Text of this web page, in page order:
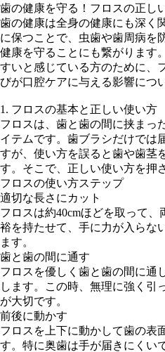
歯の健康を守る！フロスの正し
歯の健康は全身の健康にも深く
に保つことで、虫歯や歯周病を
健康を守ることにも繋がります
すいと感じている方のために、
びが口腔ケアに与える影響につ
1. フロスの基本と正しい使い方
フロスは、歯と歯の間に挟まっ
イテムです。歯ブラシだけでは
すが、使い方を誤ると歯や歯茎
す。そこで、正しい使い方を押
フロスの使い方ステップ
適切な長さにカット
フロスは約40cmほどを取って
裕を持たせて、手に力が入らな
ます。
歯と歯の間に通す
フロスを優しく歯と歯の間に通
します。この時、無理に強く引
が大切です。
前後に動かす
フロスを上下に動かして歯の表
す。特に奥歯は手が届きにくい